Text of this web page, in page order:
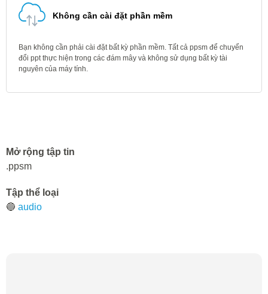
Không cần cài đặt phần mềm
Bạn không cần phải cài đặt bất kỳ phần mềm. Tất cả ppsm để chuyển
đổi ppt thực hiện trong các đám mây và không sử dụng bất kỳ tài
nguyên của máy tính.
Mở rộng tập tin
.ppsm
Tập thể loại
🔵 audio